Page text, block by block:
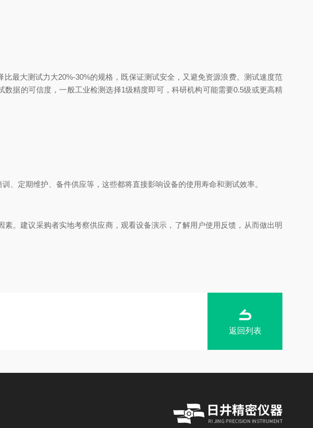
大测试力大20%-30%的规格，既保证测试安全，又避免资源浪费。测试速度范
据的可信度，一般工业检测选择1级精度即可，科研机构可能需要0.5级或更高精
定期维护、备件供应等，这些都将直接影响设备的使用寿命和测试效率。
建议采购者实地考察供应商，观看设备演示，了解用户使用反馈，从而做出明
返回列表